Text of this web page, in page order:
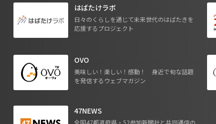
はばたけラボ
日々のくらしを通じて未来世代のはばたきを
応援するプロジェクト
OVO
美味しい！楽しい！感動！ 身近で旬な話題
を発信するウェブマガジン
47NEWS
全国47都道府県・52参加新聞社と共同通信の